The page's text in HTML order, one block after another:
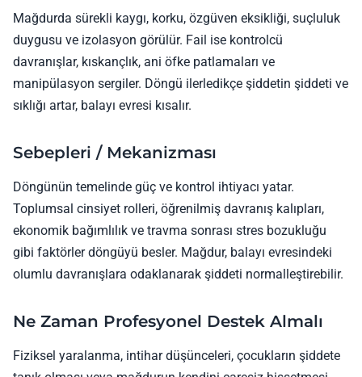
Mağdurda sürekli kaygı, korku, özgüven eksikliği, suçluluk
duygusu ve izolasyon görülür. Fail ise kontrolcü
davranışlar, kıskançlık, ani öfke patlamaları ve
manipülasyon sergiler. Döngü ilerledikçe şiddetin şiddeti ve
sıklığı artar, balayı evresi kısalır.
Sebepleri / Mekanizması
Döngünün temelinde güç ve kontrol ihtiyacı yatar.
Toplumsal cinsiyet rolleri, öğrenilmiş davranış kalıpları,
ekonomik bağımlılık ve travma sonrası stres bozukluğu
gibi faktörler döngüyü besler. Mağdur, balayı evresindeki
olumlu davranışlara odaklanarak şiddeti normalleştirebilir.
Ne Zaman Profesyonel Destek Almalı
Fiziksel yaralanma, intihar düşünceleri, çocukların şiddete